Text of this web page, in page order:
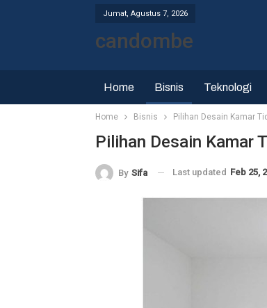
Jumat, Agustus 7, 2026
candombe
Home Bisnis Teknologi
Home Bisnis Pilihan Desain Kamar
Pilihan Desain Kamar
By Sifa Last updated Feb 25,